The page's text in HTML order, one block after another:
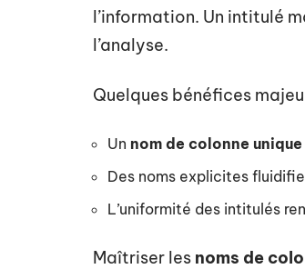
l’information. Un intitulé
l’analyse.
Quelques bénéfices
Un nom de colonne unique
Des noms explicites
L’uniformité des intitulés
Maîtriser les noms de